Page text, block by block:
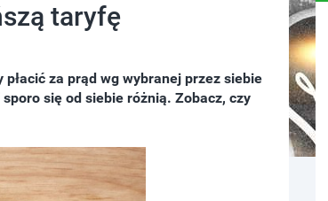
taryfę
za prąd wg wybranej przez siebie
się od siebie różnią. Zobacz, czy